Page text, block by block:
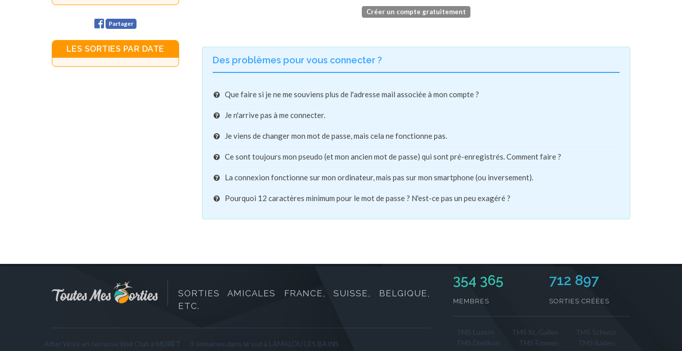
Créer un compte gratuitement
Des problèmes pour vous connecter ?
Que faire si je ne me souviens plus de l'adresse mail associée à mon compte ?
Je n'arrive pas à me connecter.
Je viens de changer mon mot de passe, mais cela ne fonctionne pas.
Ce sont toujours mon pseudo (et mon ancien mot de passe) qui sont pré-enregistrés. Comment faire ?
La connexion fonctionne sur mon ordinateur, mais pas sur mon smartphone (ou inversement).
Pourquoi 12 caractères minimum pour le mot de passe ? N'est-ce pas un peu exagéré ?
Partager
LES SORTIES PAR DATE
SORTIES AMICALES FRANCE, SUISSE, BELGIQUE,
ETC.
After Work en terrasse Wall Club à MURET
3 semaines dans le sud à LAMALOU LES BAINS
354 365
MEMBRES
712 897
SORTIES CRÉÉES
TMS St. Gallen
TMS Schwyz
TMS Emmen
TMS Baden